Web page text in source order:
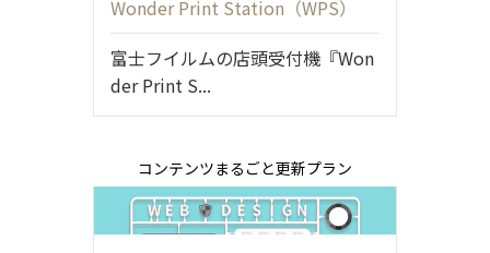
Wonder Print Station（WPS）
富士フイルムの店頭受付機『Won
der Print S...
コンテンツまるごと更新プラン